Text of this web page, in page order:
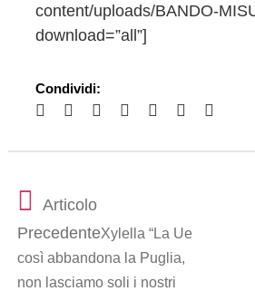
content/uploads/BANDO-
download=”all”]
Condividi:
Articolo
PrecedenteXylella “La Ue
così abbandona la Puglia,
non lasciamo soli i nostri